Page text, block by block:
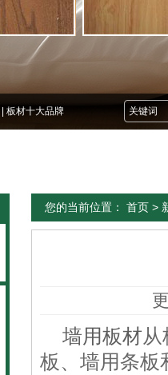
板材十大品牌
您的当前位置： 首页 >
墙用板材
板、墙用条板